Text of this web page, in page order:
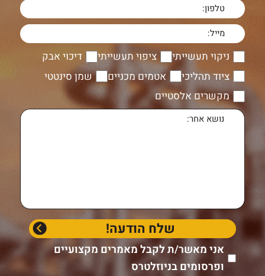
ניקוי תעשייתי ציפוי תעשייתי
דיכוי אבק
ציוד תהליכי
אטמים מכניים
שמן סינטטי
מקשרים אלסטיים
אני מאשר/ת לקבל מאמרים מקצועיים
ופרסומים בניוזלטרס